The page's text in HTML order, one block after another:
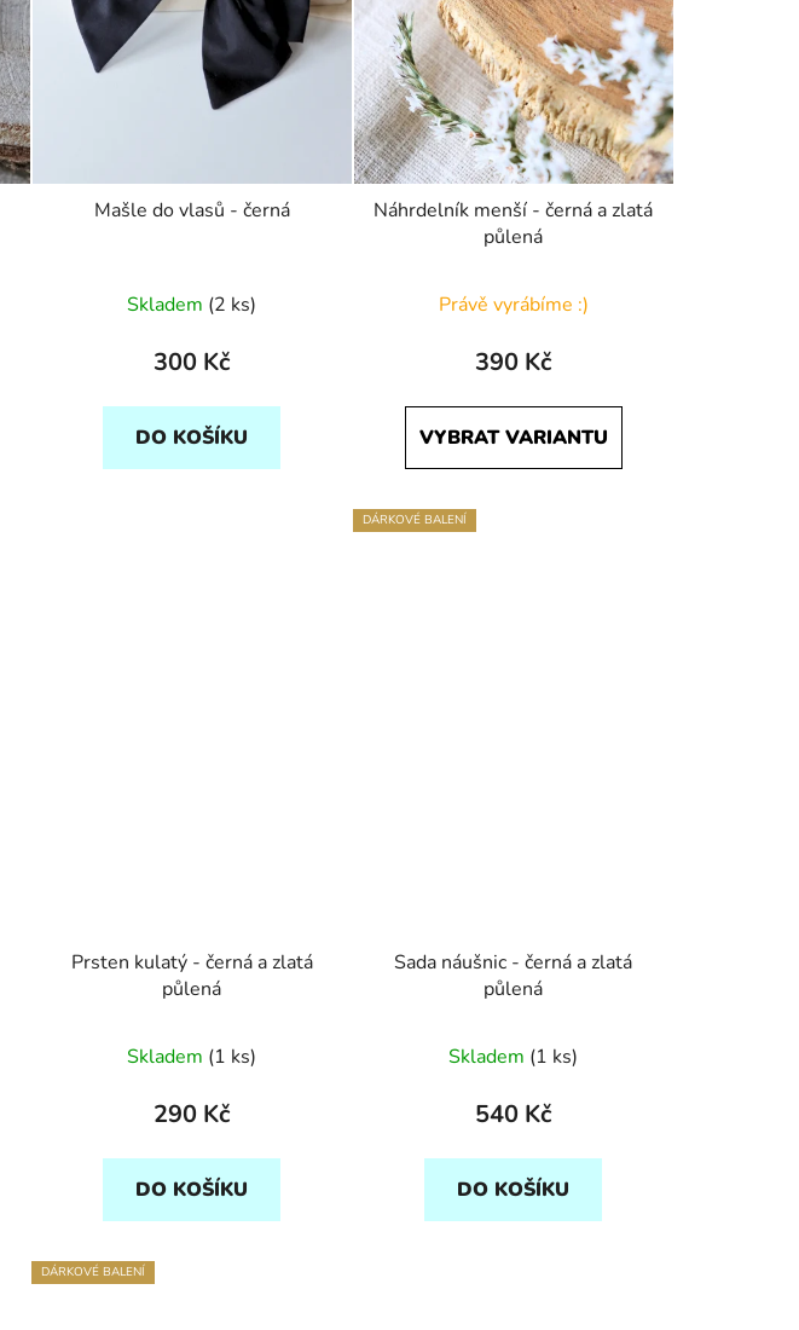
Mašle do vlasů - černá
Skladem (2 ks)
300 Kč
DO KOŠÍKU
Náhrdelník menší - černá a zlatá
půlená
hodnocení
produktu
5,0
z
Právě vyrábíme :)
390 Kč
VYBRAT VARIANTU
Prsten kulatý - černá a zlatá
půlená
Skladem (1 ks)
290 Kč
DO KOŠÍKU
DÁRKOVÉ BALENÍ
Sada náušnic - černá a zlatá
půlená
Skladem (1 ks)
540 Kč
DO KOŠÍKU
DÁRKOVÉ BALENÍ